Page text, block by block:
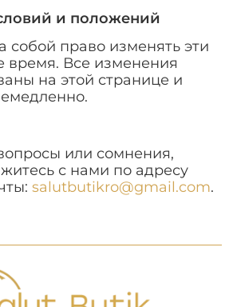
и положений
собой право изменять эти
время. Все изменения
на этой странице и
или сомнения,
с нами по адресу
salutbutikro@gmail.com.